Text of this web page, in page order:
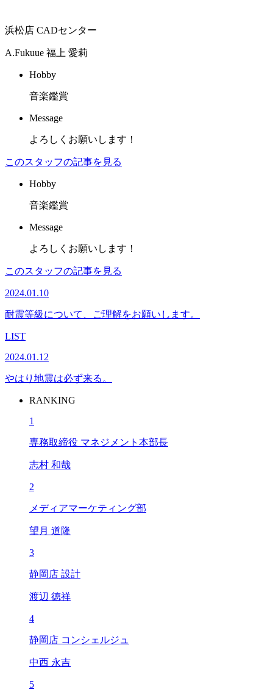
浜松店 CADセンター
A.Fukuue 福上 愛莉
Hobby
音楽鑑賞
Message
よろしくお願いします！
このスタッフの記事を見る
Hobby
音楽鑑賞
Message
よろしくお願いします！
このスタッフの記事を見る
2024.01.10
耐震等級について、ご理解をお願いします。
LIST
2024.01.12
やはり地震は必ず来る。
RANKING
1
専務取締役 マネジメント本部長
志村 和哉
2
メディアマーケティング部
望月 道隆
3
静岡店 設計
渡辺 徳祥
4
静岡店 コンシェルジュ
中西 永吉
5